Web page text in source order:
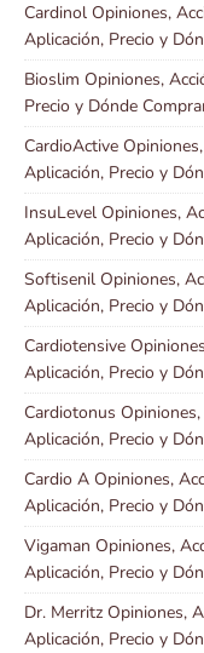
Cardinol Opiniones,
Aplicación, Precio y
Bioslim Opiniones,
Precio y Dónde
CardioActive
Aplicación, Precio y
InsuLevel Opiniones,
Aplicación, Precio y
Softisenil Opiniones,
Aplicación, Precio y
Cardiotensive
Aplicación, Precio y
Cardiotonus
Aplicación, Precio y
Cardio A Opiniones,
Aplicación, Precio y
Vigaman Opiniones,
Aplicación, Precio y
Dr. Merritz Opiniones,
Aplicación, Precio y